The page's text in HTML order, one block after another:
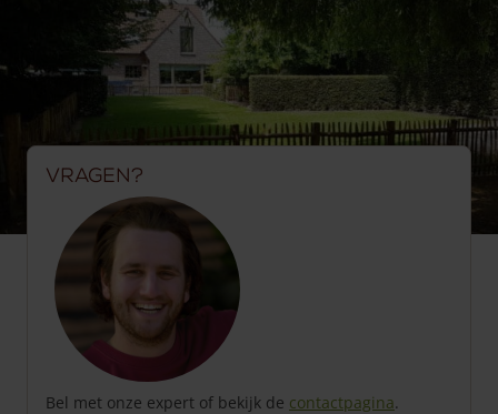
Vragen?
Bel met onze expert of bekijk de contactpagina.